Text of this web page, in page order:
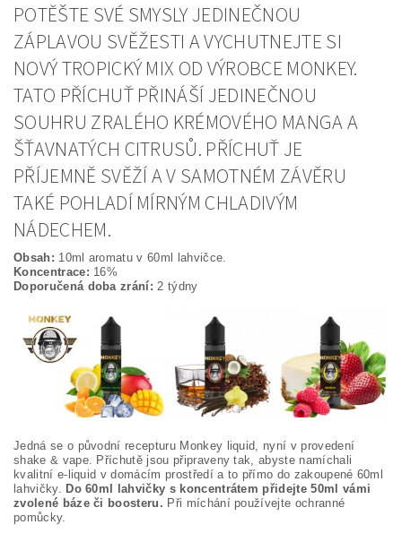
POTĚŠTE SVÉ SMYSLY JEDINEČNOU
ZÁPLAVOU SVĚŽESTI A VYCHUTNEJTE SI
NOVÝ TROPICKÝ MIX OD VÝROBCE MONKEY.
TATO PŘÍCHUŤ PŘINÁŠÍ JEDINEČNOU
SOUHRU ZRALÉHO KRÉMOVÉHO MANGA A
ŠŤAVNATÝCH CITRUSŮ. PŘÍCHUŤ JE
PŘÍJEMNĚ SVĚŽÍ A V SAMOTNÉM ZÁVĚRU
TAKÉ POHLADÍ MÍRNÝM CHLADIVÝM
NÁDECHEM.
Obsah: 10ml aromatu v 60ml lahvičce.
Koncentrace: 16%
Doporučená doba zrání:2 týdny
Jedná se o původní recepturu Monkey liquid, nyní v provedení
shake & vape. Příchutě jsou připraveny tak, abyste namíchali
kvalitní e-liquid v domácím prostředí a to přímo do zakoupené 60ml
lahvičky. Do 60ml lahvičky s koncentrátem přidejte 50ml vámi
zvolené báze či boosteru. Při míchání používejte ochranné
pomůcky.